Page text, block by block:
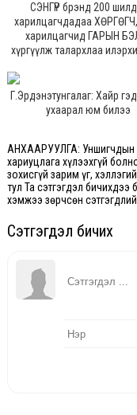
СЭНГҮР брэнд 200
харилцагчдадаа
харилцагчид ГАРЫН
хүргүүлж талархлаа
Г.Эрдэнэтунгалаг: Хайр
ухаарал юм билээ
АНХААРУУЛГА: Уншигчдын
хариуцлага хүлээхгүй
зохисгүй зарим үг,
тул Та сэтгэгдэл бичихдээ
хэмжээ зөрчсөн
Сэтгэгдэл бичих